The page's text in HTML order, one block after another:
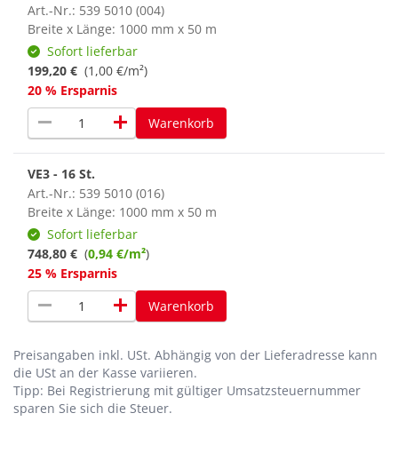
Art.-Nr.: 539 5010 (004)
Breite x Länge: 1000 mm x 50 m
Sofort lieferbar
199,20 € (1,00 €/m²)
20 % Ersparnis
remove add Warenkorb
VE3 - 16 St.
Art.-Nr.: 539 5010 (016)
Breite x Länge: 1000 mm x 50 m
Sofort lieferbar
748,80 € (0,94 €/m²)
25 % Ersparnis
remove add Warenkorb
Preisangaben inkl. USt. Abhängig von der Lieferadresse kann
die USt an der Kasse variieren.
Tipp: Bei Registrierung mit gültiger Umsatzsteuernummer
sparen Sie sich die Steuer.